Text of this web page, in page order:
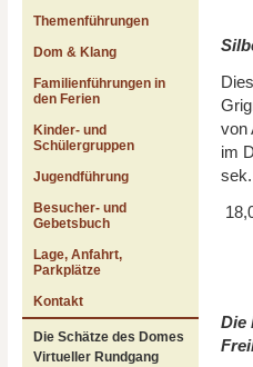
Themenführungen
Dom & Klang
Familienführungen in
den Ferien
Kinder- und
Schülergruppen
Jugendführung
Besucher- und
Gebetsbuch
Lage, Anfahrt,
Parkplätze
Kontakt
Die Schätze des Domes
Virtueller Rundgang
von
im
sek.
Die